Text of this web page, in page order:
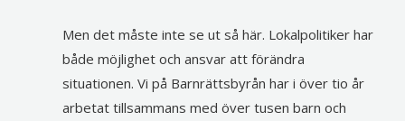
Men det måste inte se ut så här. Lokalpolitiker har
både möjlighet och ansvar att förändra
situationen. Vi på Barnrättsbyrån har i över tio år
arbetat tillsammans med över tusen barn och